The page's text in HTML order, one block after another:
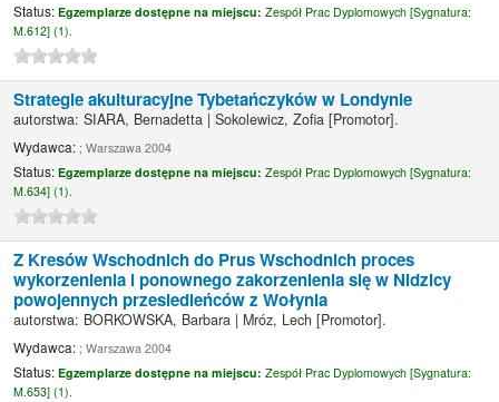
Status:Egzemplarze dostępne na miejscu:Zespół Prac Dyplomowych [Sygnatura:
M.612] (1).
Strategie akulturacyjne Tybetańczyków w Londynie
autorstwa:SIARA, Bernadetta |Sokolewicz, Zofia [Promotor].
Wydawca: ; Warszawa 2004
Status:Egzemplarze dostępne na miejscu:Zespół Prac Dyplomowych [Sygnatura:
M.634] (1).
Z Kresów Wschodnich do Prus Wschodnich proces
wykorzenienia i ponownego zakorzenienia się w Nidzicy
powojennych przesiedleńców z Wołynia
autorstwa: BORKOWSKA, Barbara | Mróz, Lech [Promotor].
Wydawca: ; Warszawa 2004
Status:Egzemplarze dostępne na miejscu:Zespół Prac Dyplomowych [Sygnatura:
M.653] (1).